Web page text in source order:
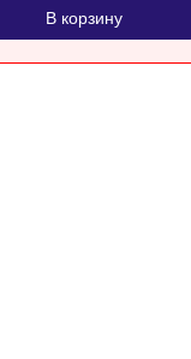
В корзину